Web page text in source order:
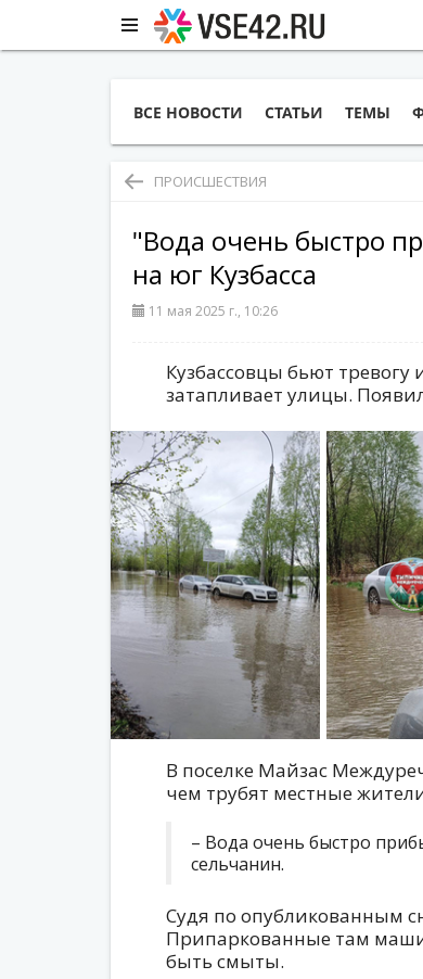
ВСЕ НОВОСТИ СТАТЬИ ТЕМЫ
ПРОИСШЕСТВИЯ
"Вода очень быстро
на юг Кузбасса
11 мая 2025 г., 10:26
Кузбассовцы бьют
затапливает улицы.
В поселке Майзас
чем трубят местные
– Вода очень быстро
сельчанин.
Судя по опубликованным
Припаркованные там
быть смыты.